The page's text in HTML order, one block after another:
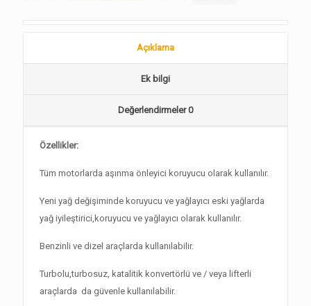
Açıklama
Ek bilgi
Değerlendirmeler0
Özellikler:
Tüm motorlarda aşınma önleyici koruyucu olarak kullanılır.
Yeni yağ değişiminde koruyucu ve yağlayıcı eski yağlarda
yağ iyileştirici,koruyucu ve yağlayıcı olarak kullanılır.
Benzinli ve dizel araçlarda kullanılabilir.
Turbolu,turbosuz, katalitik konvertörlü ve / veya lifterli
araçlarda da güvenle kullanılabilir.